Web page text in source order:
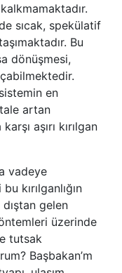
sıcak, spekülatif
Bu
dönüşmesi,
en
artan
aşırı kırılgan
vadeye
kırılganlığın
gelen
üzerinde
tutsak
Başbakan’m